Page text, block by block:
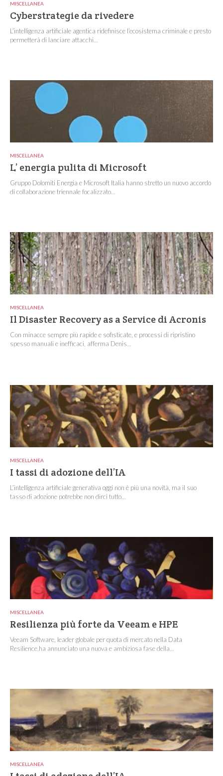
MISCELLANEA
Cyberstrategie da rivedere
L’intelligenza artificiale agentica ridefinisce l’ecosistema criminale e presto
permetterà di lanciare attacchi...
MISCELLANEA
L’ energia pulita di Microsoft
Gruppo Dolomiti Energia e Microsoft Italia hanno stretto un nuovo accordo
di collaborazione triennale focalizzato...
MISCELLANEA
Il Disaster Recovery as a Service di Acronis
Con minacce sempre più rapide e sofisticate, e processi di ripristino
spesso manuali e inefficaci, afferma Denis...
MISCELLANEA
I tassi di adozione dell’IA
L’intelligenza artificiale generativa oggi non è più una novità, ma il suo
tasso di adozione potrebbe non dirci tutto...
MISCELLANEA
Resilienza più forte da Veeam e HPE
Veeam Software, leader globale per quota di mercato nella Data
Resilience,ha annunciato una nuova e ambiziosa fase della...
MISCELLANEA